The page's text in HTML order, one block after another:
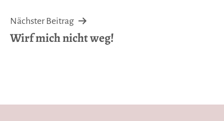
Nächster Beitrag
Wirf mich nicht weg!